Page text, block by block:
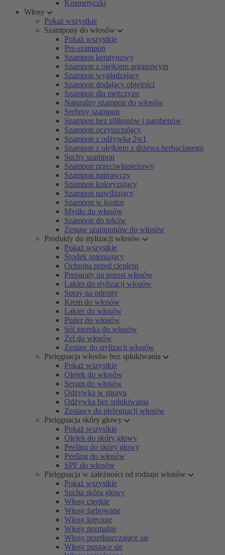
Kosmetyczki
Włosy
Pokaż wszystkie
Szampony do włosów
Pokaż wszystkie
Pre-szampon
Szampon keratynowy
Szampon z olejkiem arganowym
Szampon wygładzający
Szampon dodający objętości
Szampon dla mężczyzn
Naturalny szampon do włosów
Srebrny szampon
Szampon bez silikonów i parabenów
Szampon oczyszczający
Szampon z odżywką 2w1
Szampon z olejkiem z drzewa herbacianego
Suchy szampon
Szampon przeciwłupieżowy
Szampon naprawczy
Szampon koloryzujący
Szampon nawilżający
Szampon w kostce
Mydło do włosów
Szampon do loków
Zestaw szamponów do włosów
Produkty do stylizacji włosów
Pokaż wszystkie
Środek spieniający
Ochrona przed ciepłem
Preparaty na porost włosów
Lakier do stylizacji włosów
Spray na odrosty
Krem do włosów
Lakier do włosów
Puder do włosów
Sól morska do włosów
Żel do włosów
Zestaw do stylizacji włosów
Pielęgnacja włosów bez spłukiwania
Pokaż wszystkie
Olejek do włosów
Serum do włosów
Odżywka w sprayu
Odżywka bez spłukiwania
Zestawy do pielęgnacji włosów
Pielęgnacja skóry głowy
Pokaż wszystkie
Olejek do skóry głowy
Peeling do skóry głowy
Peeling do włosów
SPF do włosów
Pielęgnacja w zależności od rodzaju włosów
Pokaż wszystkie
Sucha skóra głowy
Włosy cienkie
Włosy farbowane
Włosy kręcone
Włosy normalne
Włosy przetłuszczające się
Włosy puszące się